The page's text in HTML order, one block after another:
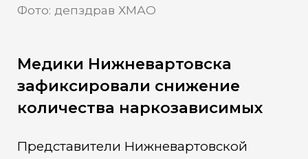
Фото: депздрав ХМАО
Медики Нижневартовска
зафиксировали снижение
количества наркозависимых
Представители Нижневартовской